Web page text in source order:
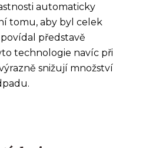
automaticky
tomu, aby byl celek
představě
technologie navíc při
snižují množství